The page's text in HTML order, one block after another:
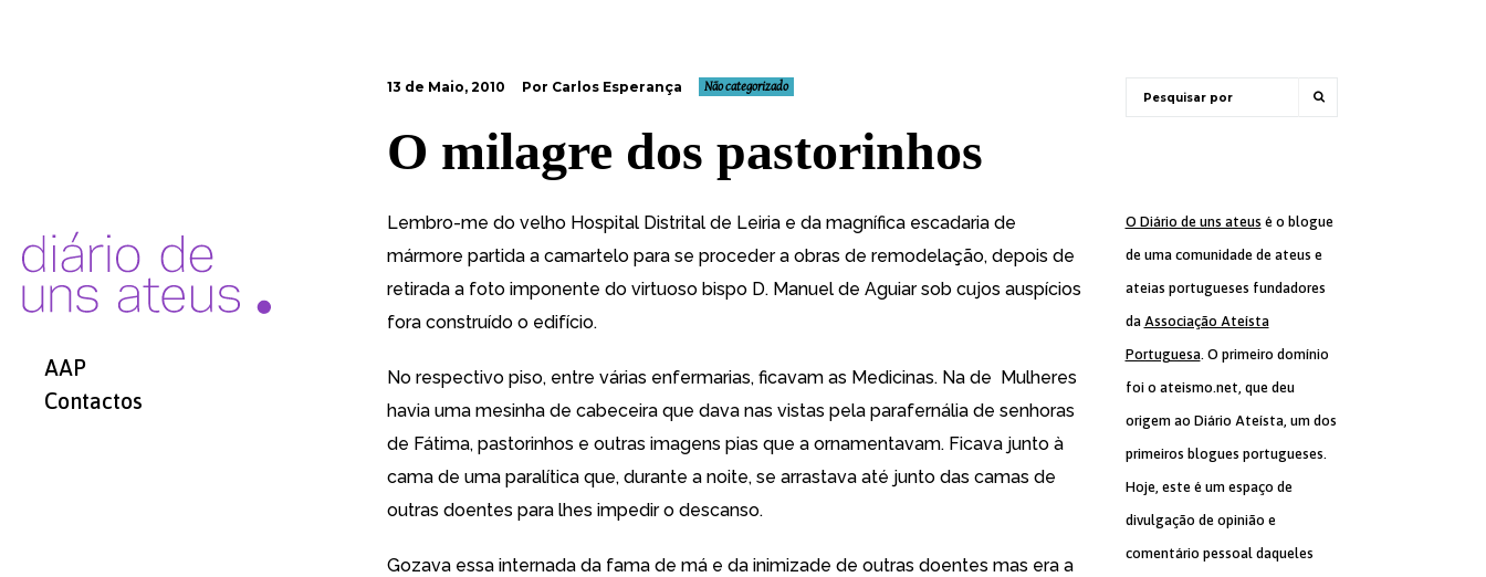
AAP
Contactos
13 de Maio, 2010 Por Carlos Esperança Não categorizado
O milagre dos pastorinhos
Lembro-me do velho Hospital Distrital de Leiria e da magnífica escadaria de
mármore partida a camartelo para se proceder a obras de remodelação, depois de
retirada a foto imponente do virtuoso bispo D. Manuel de Aguiar sob cujos auspícios
fora construído o edifício.
No respectivo piso, entre várias enfermarias, ficavam as Medicinas. Na de Mulheres
havia uma mesinha de cabeceira que dava nas vistas pela parafernália de senhoras
de Fátima, pastorinhos e outras imagens pias que a ornamentavam. Ficava junto à
cama de uma paralítica que, durante a noite, se arrastava até junto das camas de
outras doentes para lhes impedir o descanso.
Gozava essa internada da fama de má e da inimizade de outras doentes mas era a
O Diário de uns ateus é o blogue
de uma comunidade de ateus e
ateias portugueses fundadores
da Associação Ateísta
Portuguesa. O primeiro domínio
foi o ateismo.net, que deu
origem ao Diário Ateísta, um dos
primeiros blogues portugueses.
Hoje, este é um espaço de
divulgação de opinião e
comentário pessoal daqueles